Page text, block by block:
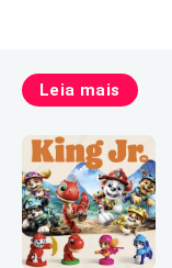
Leia mais